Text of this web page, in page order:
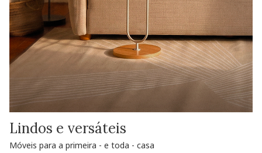
Lindos e versáteis
Móveis para a primeira - e toda - casa